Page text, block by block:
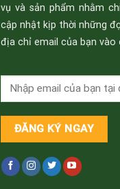
vụ và sản phẩm nhằm
cập nhật kịp thời những
địa chỉ email của bạn vào